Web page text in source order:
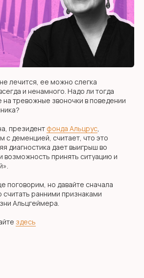
лечится, ее можно слегка
и ненамного. Надо ли тогда
тревожные звоночки в поведении
президент фонда Альцрус,
деменцией, считает, что это
диагностика дает выигрыш во
возможность принять ситуацию и
поговорим, но давайте сначала
ранними признаками
Альцгеймера.
здесь